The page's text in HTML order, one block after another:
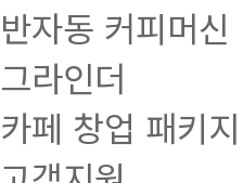
반자동 커피머신
그라인더
카페 창업 패키지